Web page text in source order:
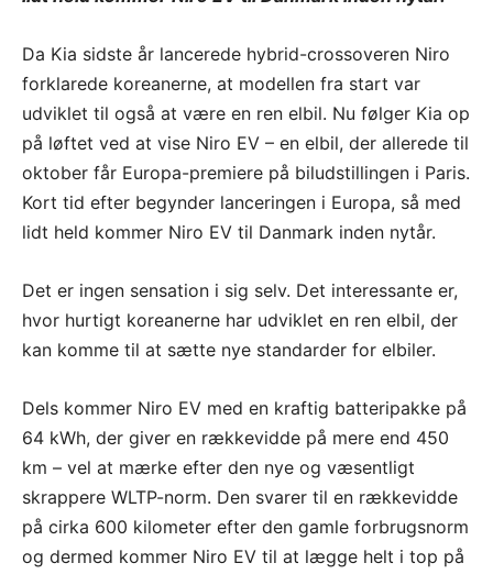
Da Kia sidste år lancerede hybrid-crossoveren Niro
forklarede koreanerne, at modellen fra start var
udviklet til også at være en ren elbil. Nu følger Kia op
på løftet ved at vise Niro EV – en elbil, der allerede til
oktober får Europa-premiere på biludstillingen i Paris.
Kort tid efter begynder lanceringen i Europa, så med
lidt held kommer Niro EV til Danmark inden nytår.
Det er ingen sensation i sig selv. Det interessante er,
hvor hurtigt koreanerne har udviklet en ren elbil, der
kan komme til at sætte nye standarder for elbiler.
Dels kommer Niro EV med en kraftig batteripakke på
64 kWh, der giver en rækkevidde på mere end 450
km – vel at mærke efter den nye og væsentligt
skrappere WLTP-norm. Den svarer til en rækkevidde
på cirka 600 kilometer efter den gamle forbrugsnorm
og dermed kommer Niro EV til at lægge helt i top på